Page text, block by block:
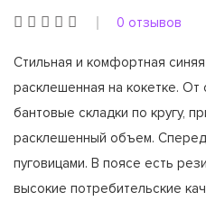
0 отзывов
Стильная и комфортная
расклешенная на кокетке.
бантовые складки по кругу,
расклешенный объем.
пуговицами. В поясе есть
высокие потребительские